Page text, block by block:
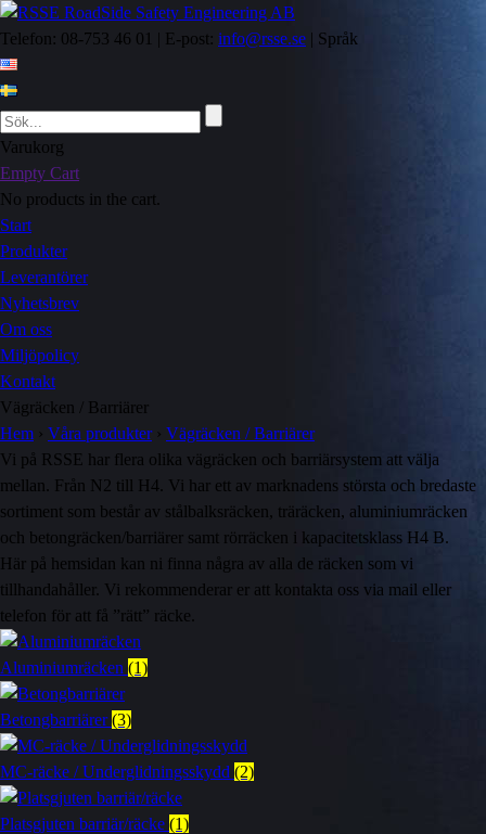
Telefon: 08-753 46 01 | E-post: info@rsse.se | Språk
Varukorg
Empty Cart
No products in the cart.
Start
Produkter
Leverantörer
Nyhetsbrev
Om oss
Miljöpolicy
Kontakt
Vägräcken / Barriärer
Hem › Våra produkter› Vägräcken / Barriärer
Vi på RSSE har flera olika vägräcken och barriärsystem att välja
mellan. Från N2 till H4. Vi har ett av marknadens största och bredaste
sortiment som består av stålbalksräcken, träräcken, aluminiumräcken
och betongräcken/barriärer samt rörräcken i kapacitetsklass H4 B.
Här på hemsidan kan ni finna några av alla de räcken som vi
tillhandahåller. Vi rekommenderar er att kontakta oss via mail eller
telefon för att få ”rätt” räcke.
Aluminiumräcken (1)
Betongbarriärer(3)
MC-räcke / Underglidningsskydd (2)
Platsgjuten barriär/räcke (1)